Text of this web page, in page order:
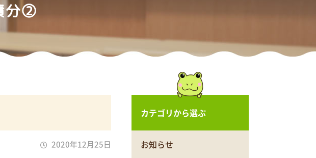
分②
2020年12月25日
カテゴリから選ぶ
お知らせ